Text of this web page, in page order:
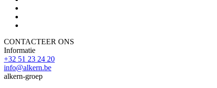
CONTACTEER ONS
Informatie
+32 51 23 24 20
info@alkern.be
alkern-groep